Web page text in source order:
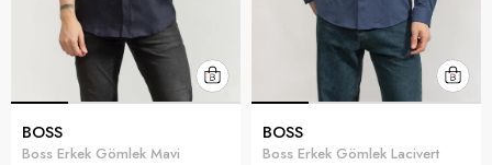
BOSS
Boss Erkek Gömlek Mavi
BOSS
Boss Erkek Gömlek Lacivert